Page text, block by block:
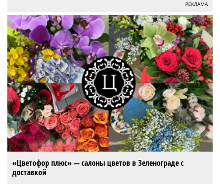
РЕКЛАМА
«Цветофор плюс» — салоны цветов в Зеленограде с
доставкой